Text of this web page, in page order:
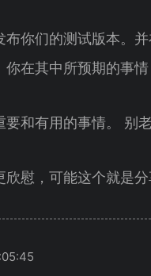
你们的测试版本。并
在其中所预期的事
和有用的事情。 别
慰，可能这个就是分